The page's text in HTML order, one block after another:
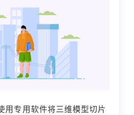
用专用软件将三维模型切片